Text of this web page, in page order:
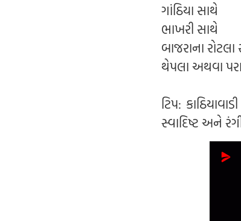
ગાંઠિયા સાથે
ભાખરી સાથે
બાજરાના રોટલા
થેપલા અથવા
ટિપ:
સ્વાદિષ્ટ અને